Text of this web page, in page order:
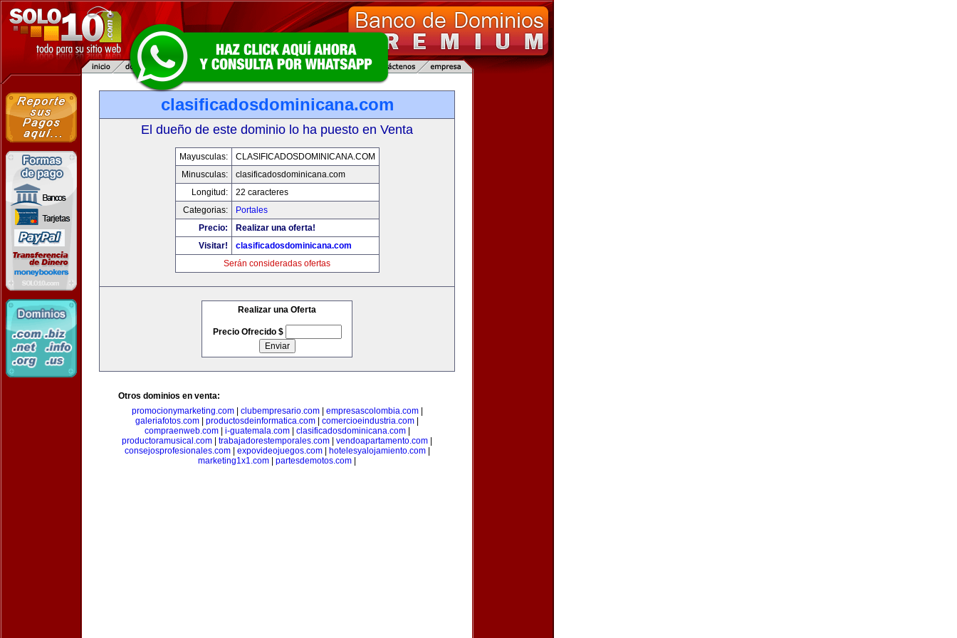
clasificadosdominicana.com
El dueño de este dominio lo ha puesto en Venta
Mayusculas:
CLASIFICADOSDOMINICANA.COM
Minusculas:
clasificadosdominicana.com
Longitud:
22 caracteres
Categorias:
Portales
Precio:
Realizar una oferta!
Visitar!
clasificadosdominicana.com
Serán consideradas ofertas
Realizar una Oferta
Precio Ofrecido $
Otros dominios en venta:
promocionymarketing.com| clubempresario.com| empresascolombia.com|
galeriafotos.com
productosdeinformatica.com comercioeindustria.com
compraenweb.com| i-guatemala.com| clasificadosdominicana.com|
productoramusical.com
trabajadorestemporales.com vendoapartamento.com
consejosprofesionales.com| expovideojuegos.com| hotelesyalojamiento.com|
marketing1x1.com
partesdemotos.com